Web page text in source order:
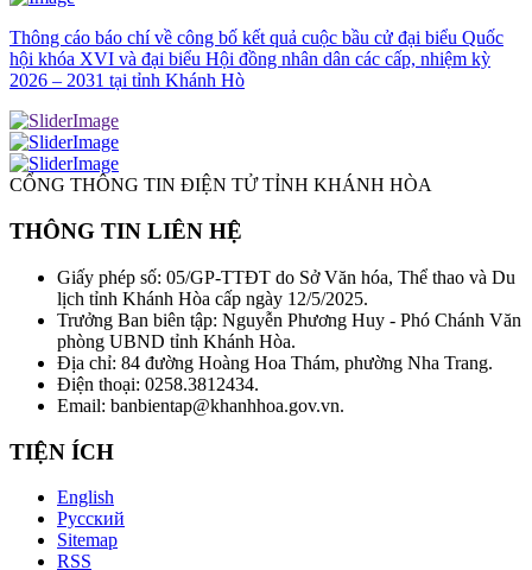
Thông cáo báo chí về công bố kết quả cuộc bầu cử đại biểu Quốc
hội khóa XVI và đại biểu Hội đồng nhân dân các cấp, nhiệm kỳ
2026 – 2031 tại tỉnh Khánh Hò
CỔNG THÔNG TIN ĐIỆN TỬ TỈNH KHÁNH HÒA
THÔNG TIN LIÊN HỆ
Giấy phép số: 05/GP-TTĐT do Sở Văn hóa, Thể thao và Du
lịch tỉnh Khánh Hòa cấp ngày 12/5/2025.
Trưởng Ban biên tập: Nguyễn Phương Huy - Phó Chánh Văn
phòng UBND tỉnh Khánh Hòa.
Địa chỉ: 84 đường Hoàng Hoa Thám, phường Nha Trang.
Điện thoại: 0258.3812434.
Email: banbientap@khanhhoa.gov.vn.
TIỆN ÍCH
English
Русский
Sitemap
RSS